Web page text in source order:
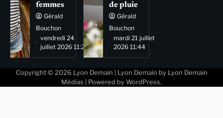
femmes
Gérald
Bouchon
vendredi 24
juillet 2026 11:29
de pluie
Gérald
Bouchon
mardi 21 juillet
2026 11:44
Copyright © 2026 Lyon Demain | Lyon Demain by Lyon Demain
Médias | Powered by WordPress.